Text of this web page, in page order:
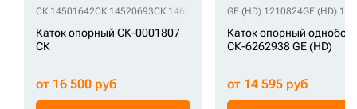
СК 14501642СК 14520693СК 14606490 СК 24100N7032СК
Каток опорный СК-0001807
СК
от 16 500 руб
GE (HD) 1210824GE (HD)
Каток опорный
СК-6262938 GE (HD)
от 14 595 руб